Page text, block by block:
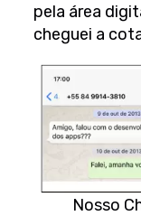
pela área
cheguei a
Nosso